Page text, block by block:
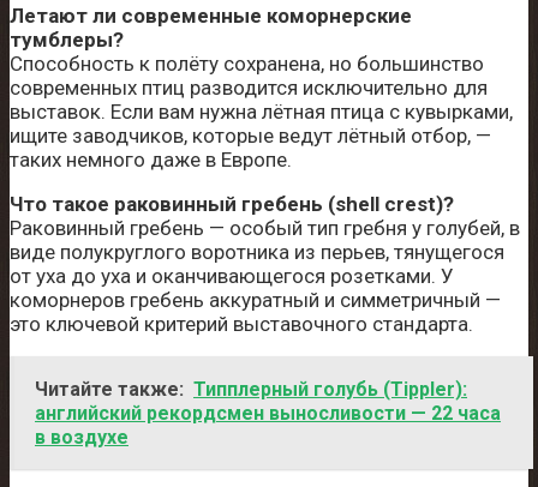
Летают ли современные коморнерские
тумблеры?
Способность к полёту сохранена, но большинство
современных птиц разводится исключительно для
выставок. Если вам нужна лётная птица с кувырками,
ищите заводчиков, которые ведут лётный отбор, —
таких немного даже в Европе.
Что такое раковинный гребень (shell crest)?
Раковинный гребень — особый тип гребня у голубей, в
виде полукруглого воротника из перьев, тянущегося
от уха до уха и оканчивающегося розетками. У
коморнеров гребень аккуратный и симметричный —
это ключевой критерий выставочного стандарта.
Читайте также: Типплерный голубь (Tippler):
английский рекордсмен выносливости — 22 часа
в воздухе